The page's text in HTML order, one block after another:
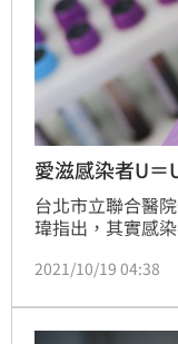
愛滋感染者U
台北市立聯合醫
瑋指出，其實感
可以孕育下一代。
2021/10/19 04:38